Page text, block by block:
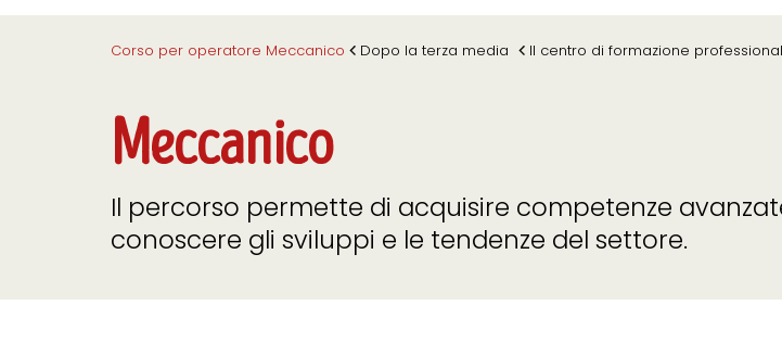
Il centro di formazione
Dopo la terza media
Corso per operatore Meccanico
Meccanico
Il percorso permette di acquisire competenze
conoscere gli sviluppi e le tendenze del settore.